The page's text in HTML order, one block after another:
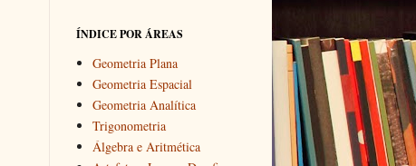
ÍNDICE POR ÁREAS
Geometria Plana
Geometria Espacial
Geometria Analítica
Trigonometria
Álgebra e Aritmética